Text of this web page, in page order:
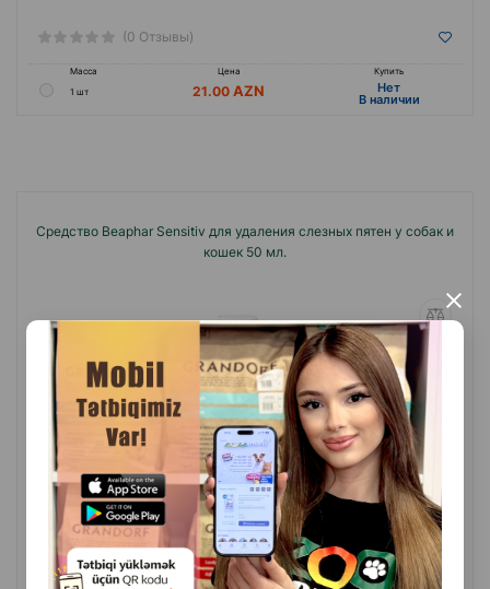
×
(0 Отзывы)
Масса Цена
Купить
1 шт
21.00 Hет
B наличии
Средство Beaphar Sensitiv для удаления слезных пятен у собак и
кошек 50 мл.
(0 Отзывы)